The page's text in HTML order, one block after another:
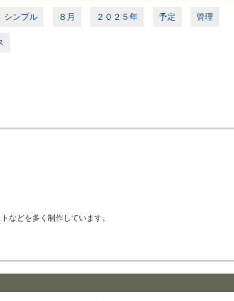
シンプル ８月 ２０２５年 予定 管理
などを多く制作しています。